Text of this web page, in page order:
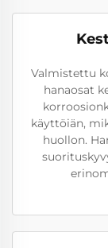
Valmistettu
hanaosat
käyttöiän,
huollon.